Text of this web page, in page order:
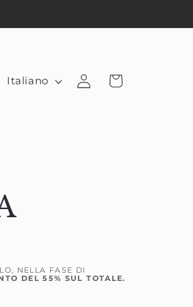
LItaliano Accedi Carrello
NELLA FASE DI
DEL 55% SUL TOTALE.